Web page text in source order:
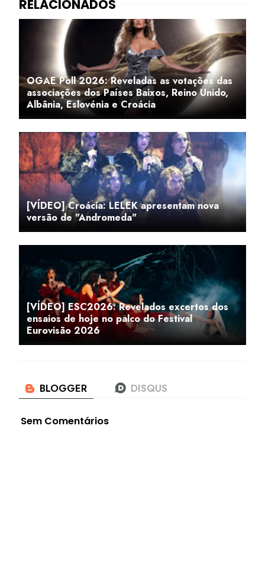
OGAE Poll 2026: Reveladas as votações das
associações dos Países Baixos, Reino Unido,
Albânia, Eslovénia e Croácia
[VÍDEO] Croácia: LELEK apresentam nova
versão de "Andromeda"
[VÍDEO] ESC2026: Revelados excertos dos
ensaios de hoje no palco do Festival
Eurovisão 2026
Sem Comentários